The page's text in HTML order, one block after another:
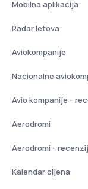
Mobilna aplikacija
Radar letova
Aviokompanije
Nacionalne
Avio kompanije -
Aerodromi
Aerodromi -
Kalendar cijena